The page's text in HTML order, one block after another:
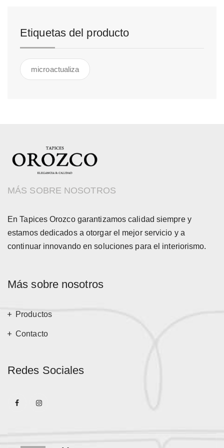
Etiquetas del producto
microactualiza
MÁS SOBRE NOSOTROS
En Tapices Orozco garantizamos calidad siempre y
estamos dedicados a otorgar el mejor servicio y a
continuar innovando en soluciones para el interiorismo.
Más sobre nosotros
Productos
Contacto
Redes Sociales